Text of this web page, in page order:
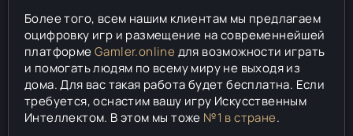
Более того, всем нашим клиентам мы предлагаем
оцифровку игр и размещение на современнейшей
платформеGamler.online для возможности играть
и помогать людям по всему миру не выходя из
дома. Для вас такая работа будет бесплатна. Если
требуется, оснастим вашу игру Искусственным
Интеллектом. В этом мы тоже №1 в стране.